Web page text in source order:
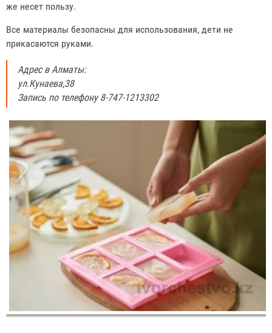
же несет пользу.
Все материалы безопасны для использования, дети не
прикасаются руками.
Адрес в Алматы:
ул.Кунаева,38
Запись по телефону 8-747-1213302